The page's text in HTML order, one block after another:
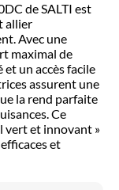
de SALTI est
allier
Avec une
maximal de
un accès facile
assurent une
la rend parfaite
Ce
vert et innovant »
et